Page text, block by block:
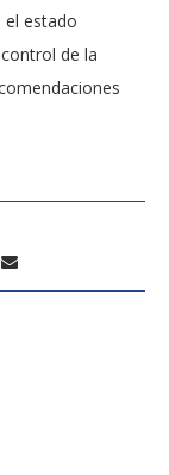
el estado
de la